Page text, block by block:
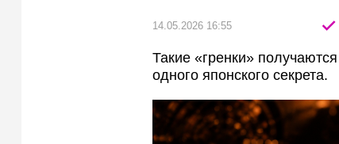
14.05.2026 16:55
Такие «гренки»
одного японского секрета.